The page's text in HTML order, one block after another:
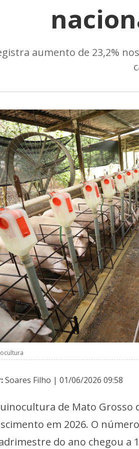
aumento de 23,2%
Soares Filho | 01/06/2026 09:58
de Mato Grosso
em 2026. O
do ano chegou a